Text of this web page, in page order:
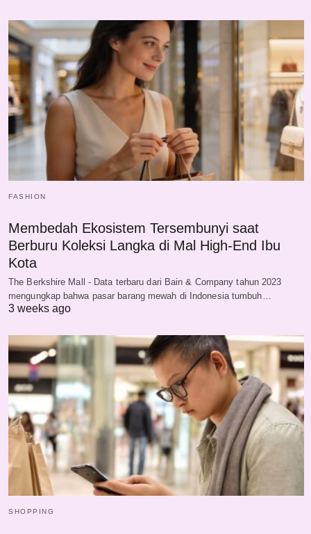
FASHION
Membedah Ekosistem Tersembunyi saat
Berburu Koleksi Langka di Mal High-End Ibu
Kota
The Berkshire Mall - Data terbaru dari Bain & Company tahun 2023
mengungkap bahwa pasar barang mewah di Indonesia tumbuh…
3 weeks ago
SHOPPING